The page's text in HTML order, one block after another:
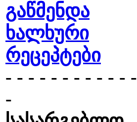
გაწმენდა
ხალხური
რეცეპტები
- - - - - - - - - - - -
-